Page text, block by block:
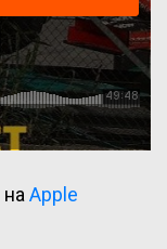
Apple